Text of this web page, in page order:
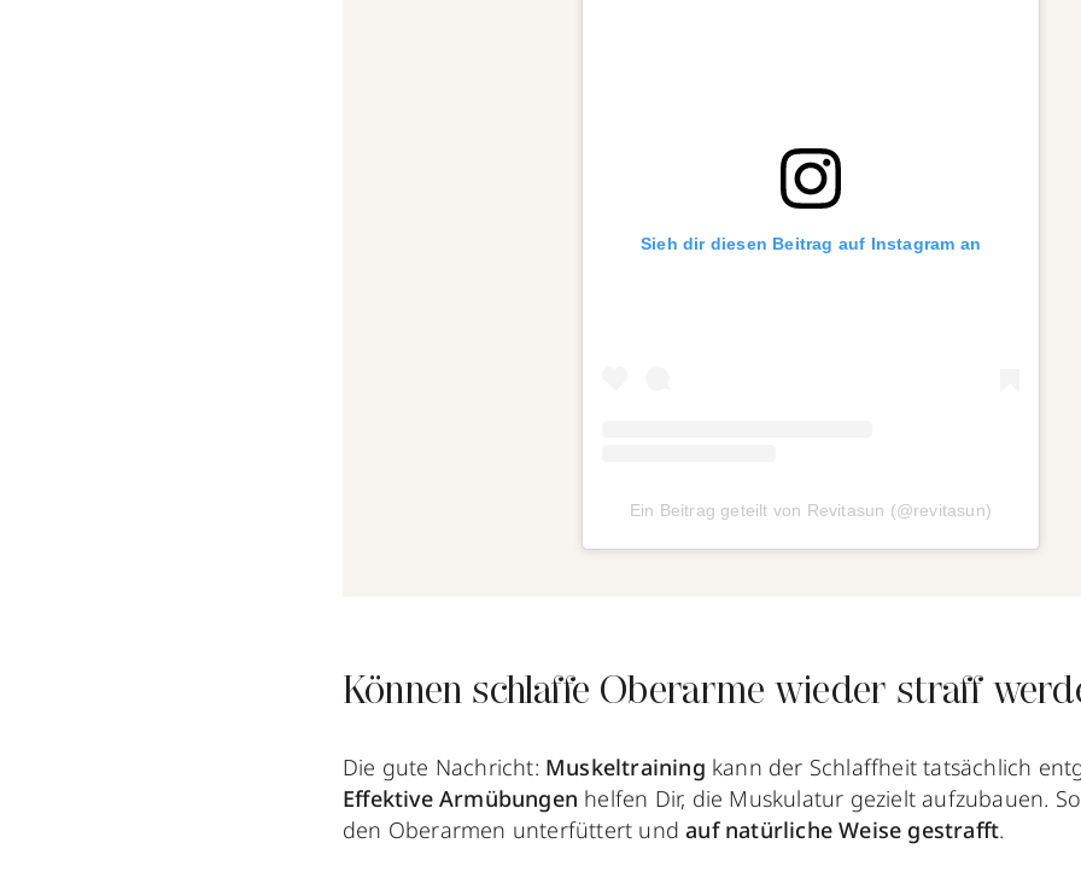
Sieh dir diesen Beitrag auf Instagram an
Ein Beitrag geteilt von Revitasun (@revitasun)
Können schlaffe Oberarme wieder straff
Die gute Nachricht: Muskeltraining kann der Schlaffheit tatsächlich
Effektive Armübungen helfen Dir, die Muskulatur gezielt aufzubauen.
den Oberarmen unterfüttert undauf natürliche Weise gestrafft.